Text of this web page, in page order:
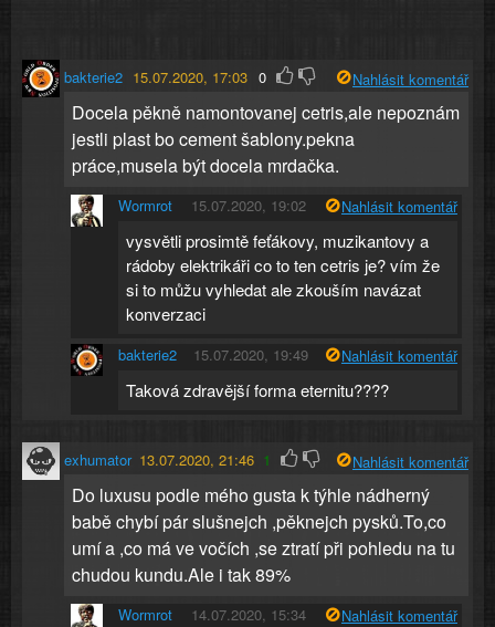
bakterie2 15.07.2020, 17:03 0 Nahlásit komentář
Docela pěkně namontovanej cetris,ale nepoznám
jestli plast bo cement šablony.pekna
práce,musela být docela mrdačka.
Wormrot 15.07.2020, 19:02 Nahlásit komentář
vysvětli prosimtě feťákovy, muzikantovy a
rádoby elektrikáři co to ten cetris je? vím že
si to můžu vyhledat ale zkouším navázat
konverzaci
bakterie2 15.07.2020, 19:49 Nahlásit komentář
Taková zdravější forma eternitu????
exhumator 13.07.2020, 21:46 1 Nahlásit komentář
Do luxusu podle mého gusta k týhle nádherný
babě chybí pár slušnejch ,pěknejch pysků.To,co
umí a ,co má ve vočích ,se ztratí při pohledu na tu
chudou kundu.Ale i tak 89%
Wormrot 14.07.2020, 15:34 Nahlásit komentář